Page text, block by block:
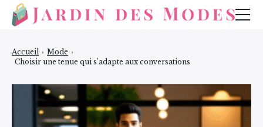
Accueil › Mode ›
Choisir une tenue qui s’adapte aux conversations